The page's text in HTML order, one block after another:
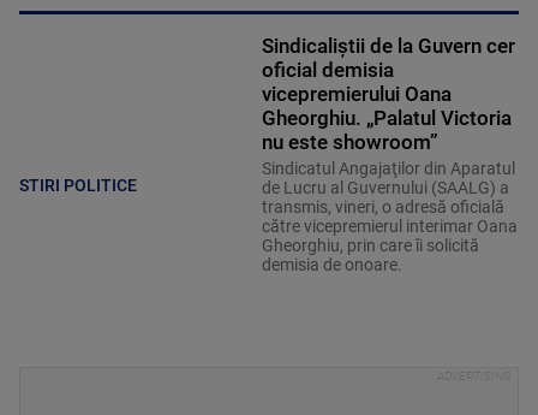
STIRI POLITICE
Sindicaliştii de la Guvern cer
oficial demisia
vicepremierului Oana
Gheorghiu. „Palatul Victoria
nu este showroom”
Sindicatul Angajaţilor din Aparatul
de Lucru al Guvernului (SAALG) a
transmis, vineri, o adresă oficială
către vicepremierul interimar Oana
Gheorghiu, prin care îi solicită
demisia de onoare.